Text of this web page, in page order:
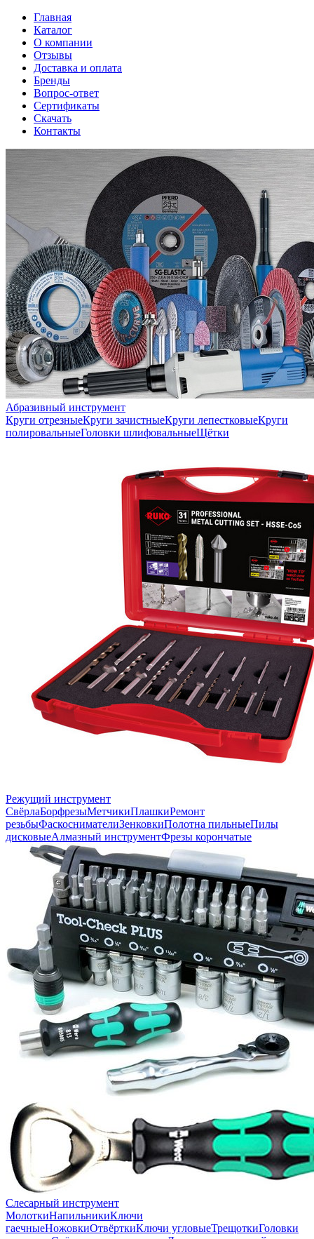
Главная
Каталог
О компании
Отзывы
Доставка и оплата
Бренды
Вопрос-ответ
Сертификаты
Скачать
Контакты
Абразивный инструмент
Круги отрезныеКруги зачистныеКруги лепестковыеКруги
полировальныеГоловки шлифовальныеЩётки
Режущий инструмент
СвёрлаБорфрезыМетчикиПлашкиРемонт
резьбыФаскоснимателиЗенковкиПолотна пильныеПилы
дисковыеАлмазный инструментФрезы корончатые
Слесарный инструмент
МолоткиНапильникиКлючи
гаечныеНожовкиОтвёрткиКлючи угловыеТрещоткиГоловки